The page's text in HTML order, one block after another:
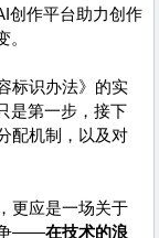
创作平台助力创作
标识办法》的实
是第一步，接下
配机制，以及对
更应是一场关于
争——在技术的浪